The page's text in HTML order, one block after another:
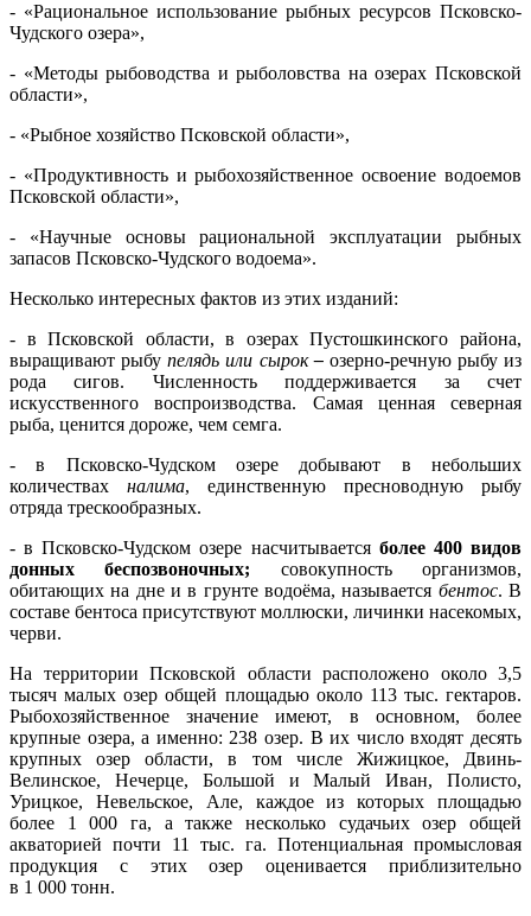
- «Рациональное использование рыбных ресурсов Псковско-
Чудского озера»,
- «Методы рыбоводства и рыболовства на озерах Псковской
области»,
- «Рыбное хозяйство Псковской области»,
- «Продуктивность и рыбохозяйственное освоение водоемов
Псковской области»,
- «Научные основы рациональной эксплуатации рыбных
запасов Псковско-Чудского водоема».
Несколько интересных фактов из этих изданий:
- в Псковской области, в озерах Пустошкинского района,
выращивают рыбупелядь или сырок– озерно-речную рыбу из
рода сигов. Численность поддерживается за счет
искусственного воспроизводства. Самая ценная северная
рыба, ценится дороже, чем семга.
- в Псковско-Чудском озере добывают в небольших
количествах налима, единственную пресноводную рыбу
отряда трескообразных.
- в Псковско-Чудском озере насчитывается более 400 видов
донных беспозвоночных; совокупность организмов,
обитающих на дне и в грунте водоёма, называется бентос. В
составе бентоса присутствуют моллюски, личинки насекомых,
черви.
На территории Псковской области расположено около 3,5
тысяч малых озер общей площадью около 113 тыс. гектаров.
Рыбохозяйственное значение имеют, в основном, более
крупные озера, а именно: 238 озер. В их число входят десять
крупных озер области, в том числе Жижицкое, Двинь-
Велинское, Нечерце, Большой и Малый Иван, Полисто,
Урицкое, Невельское, Але, каждое из которых площадью
более 1 000 га, а также несколько судачьих озер общей
акваторией почти 11 тыс. га. Потенциальная промысловая
продукция с этих озер оценивается приблизительно
в 1 000 тонн.